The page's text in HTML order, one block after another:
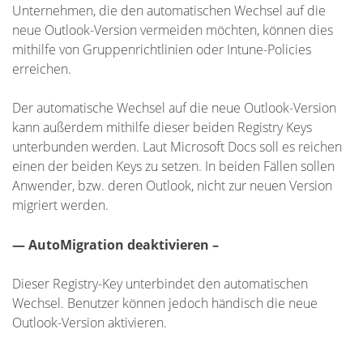
Unternehmen, die den automatischen Wechsel auf die
neue Outlook-Version vermeiden möchten, können dies
mithilfe von Gruppenrichtlinien oder Intune-Policies
erreichen.
Der automatische Wechsel auf die neue Outlook-Version
kann außerdem mithilfe dieser beiden Registry Keys
unterbunden werden. Laut Microsoft Docs soll es reichen
einen der beiden Keys zu setzen. In beiden Fällen sollen
Anwender, bzw. deren Outlook, nicht zur neuen Version
migriert werden.
— AutoMigration deaktivieren –
Dieser Registry-Key unterbindet den automatischen
Wechsel. Benutzer können jedoch händisch die neue
Outlook-Version aktivieren.